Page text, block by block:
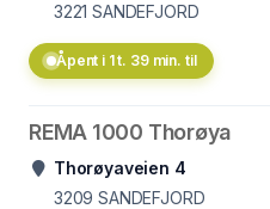
3221 SANDEFJORD
Åpent i 1 t. 39 min. til
REMA 1000 Thorøya
Thorøyaveien 4
3209 SANDEFJORD